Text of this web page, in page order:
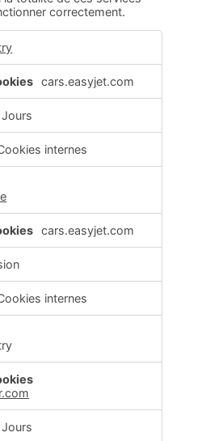
correctement.
cars.easyjet.com
internes
cars.easyjet.com
internes